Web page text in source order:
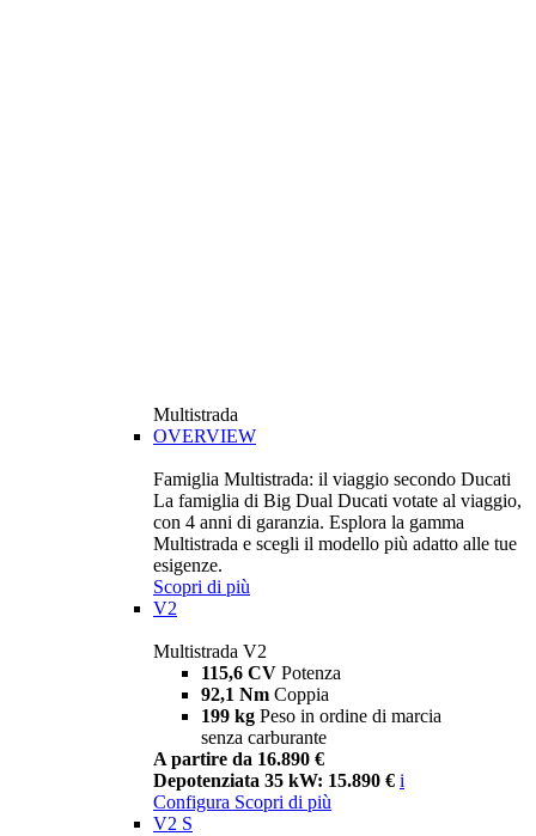
Multistrada
OVERVIEW
Famiglia Multistrada: il viaggio secondo Ducati
La famiglia di Big Dual Ducati votate al viaggio,
con 4 anni di garanzia. Esplora la gamma
Multistrada e scegli il modello più adatto alle tue
esigenze.
Scopri di più
V2
Multistrada V2
115,6 CV Potenza
92,1 Nm Coppia
199 kg Peso in ordine di marcia
senza carburante
A partire da 16.890 €
Depotenziata 35 kW: 15.890 € i
Configura Scopri di più
V2 S